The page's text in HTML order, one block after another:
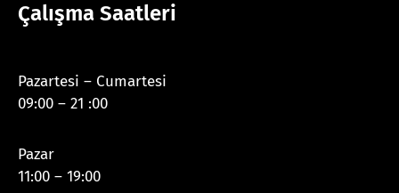
Çalışma Saatleri
Pazartesi – Cumartesi
09:00 – 21 :00
Pazar
11:00 – 19:00